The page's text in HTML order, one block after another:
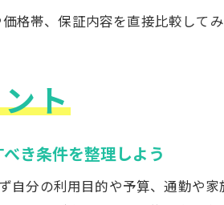
帯、保証内容を直接比較してみ
ト
き条件を整理しよう
自分の利用目的や予算、通勤や